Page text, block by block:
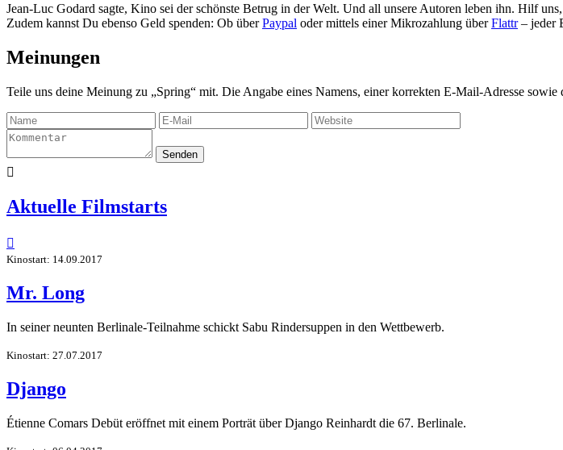
Jean-Luc Godard sagte, Kino sei der schönste Betrug in der Welt. Und all unsere Autoren leben ihn. Hilf
Zudem kannst Du ebenso Geld spenden: Ob überPaypal oder mittels einer Mikrozahlung überFlattr– jeder
Meinungen
Teile uns deine Meinung zu „Spring“ mit. Die Angabe eines Namens, einer korrekten E-Mail-Adresse
Senden

Aktuelle Filmstarts

Kinostart: 14.09.2017
Mr. Long
In seiner neunten Berlinale-Teilnahme schickt Sabu Rindersuppen in den Wettbewerb.
Kinostart: 27.07.2017
Django
Étienne Comars Debüt eröffnet mit einem Porträt über Django Reinhardt die 67. Berlinale.